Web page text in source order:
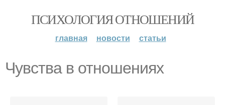
ПСИХОЛОГИЯ ОТНОШЕНИЙ
главная новости статьи
Чувства в отношениях